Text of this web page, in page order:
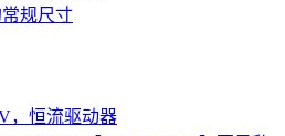
规尺寸
，恒流驱动器